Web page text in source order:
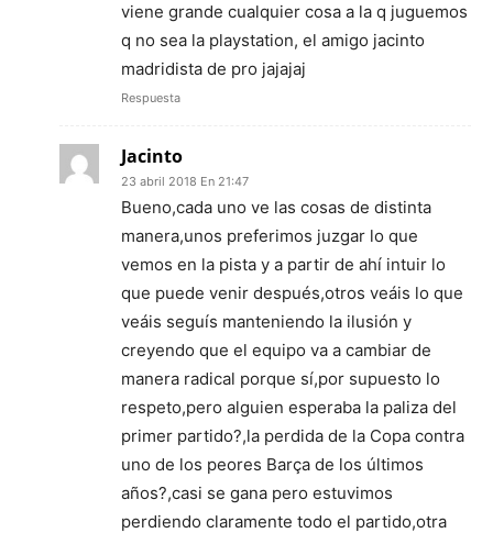
viene grande cualquier cosa a la q juguemos
q no sea la playstation, el amigo jacinto
madridista de pro jajajaj
Respuesta
Jacinto
23 abril 2018 En 21:47
Bueno,cada uno ve las cosas de distinta
manera,unos preferimos juzgar lo que
vemos en la pista y a partir de ahí intuir lo
que puede venir después,otros veáis lo que
veáis seguís manteniendo la ilusión y
creyendo que el equipo va a cambiar de
manera radical porque sí,por supuesto lo
respeto,pero alguien esperaba la paliza del
primer partido?,la perdida de la Copa contra
uno de los peores Barça de los últimos
años?,casi se gana pero estuvimos
perdiendo claramente todo el partido,otra